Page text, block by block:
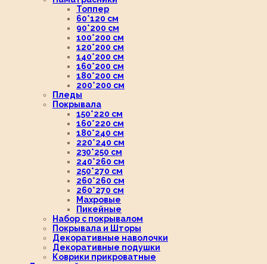
Топпер
60*120 см
90*200 см
100*200 см
120*200 см
140*200 см
160*200 см
180*200 см
200*200 см
Пледы
Покрывала
150*220 см
160*220 см
180*240 см
220*240 см
230*250 см
240*260 см
250*270 см
260*260 см
260*270 см
Махровые
Пикейные
Набор с покрывалом
Покрывала и Шторы
Декоративные наволочки
Декоративные подушки
Коврики прикроватные